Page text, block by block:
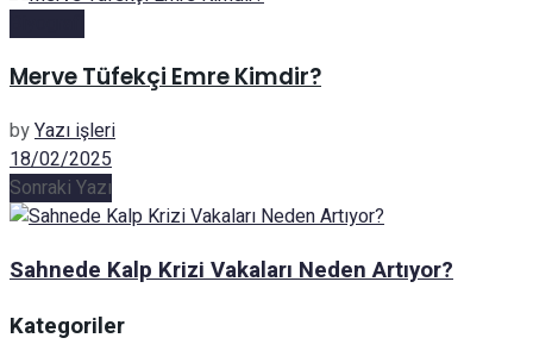
Merve Tüfekçi Emre Kimdir?
byYazı işleri
18/02/2025
Sonraki Yazı
Sahnede Kalp Krizi Vakaları Neden Artıyor?
Kategoriler